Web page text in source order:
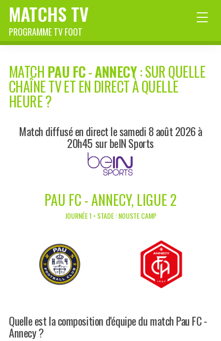
MATCHS TV
PROGRAMME TV FOOT
MATCH PAU FC-ANNECY: SUR QUELLE
CHAÎNE TV ET EN DIRECT À QUELLE
HEURE ?
Match diffusé en direct le samedi 8 août 2026 à
20h45 sur beIN Sports
PAU FC - ANNECY, LIGUE 2
JOURNÉE 1 • STADE : NOUSTE CAMP
Quelle est la composition d'équipe du match Pau FC -
Annecy ?